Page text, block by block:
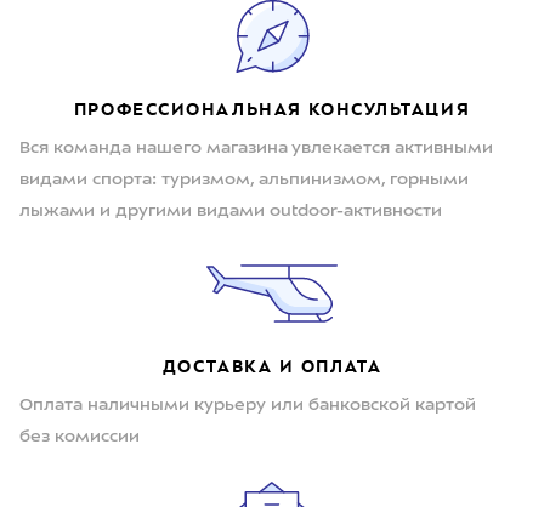
ПРОФЕССИОНАЛЬНАЯ КОНСУЛЬТАЦИЯ
Вся команда нашего магазина увлекается активными
видами спорта: туризмом, альпинизмом, горными
лыжами и другими видами outdoor-активности
ДОСТАВКА И ОПЛАТА
Оплата наличными курьеру или банковской картой
без комиссии